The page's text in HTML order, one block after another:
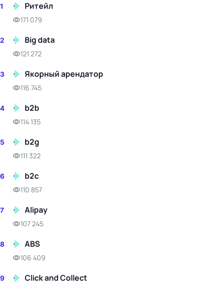
1 Ритейл
171 079
2 Big data
121 272
3 Якорный арендатор
116 745
4 b2b
114 135
5 b2g
111 322
6 b2c
110 857
7 Alipay
107 245
8 ABS
106 409
9 Click and Collect